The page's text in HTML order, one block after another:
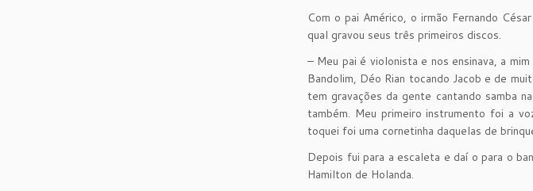
Com o pai Américo, o irmão Fernando
qual gravou seus três primeiros discos.
– Meu pai é violonista e nos ensinava, a
Bandolim, Déo Rian tocando Jacob e de
tem gravações da gente cantando samba
também. Meu primeiro instrumento foi a
toquei foi uma cornetinha daquelas de
Depois fui para a escaleta e daí o para o
Hamilton de Holanda.